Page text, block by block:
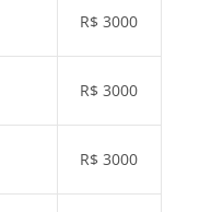
R$ 3000
R$ 3000
R$ 3000